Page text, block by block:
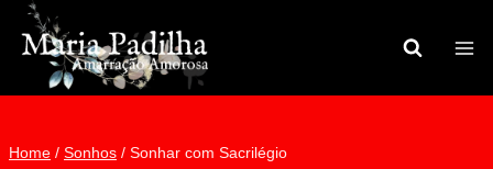
Pular
para
Conteúdo
Home / Sonhos / Sonhar com Sacrilégio